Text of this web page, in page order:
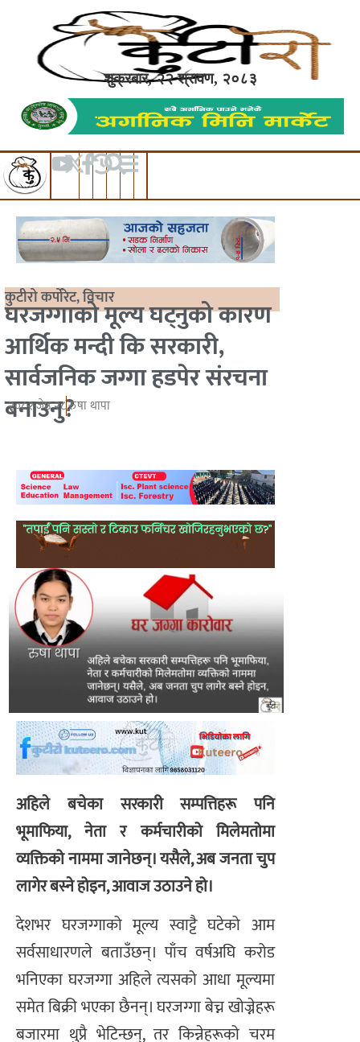
शुक्रबार, २२ श्रावण, २०८३
कुटीरो कर्पोरेट,विचार
घरजग्गाको मूल्य घट्नुको कारण
आर्थिक मन्दी कि सरकारी,
सार्वजनिक जग्गा हडपेर संरचना
बनाउनु?
२०८२ जेष्ठ २८रुषा थापा
अहिले बचेका सरकारी सम्पत्तिहरू पनि
भूमाफिया, नेता र कर्मचारीको मिलेमतोमा
व्यक्तिको नाममा जानेछन्। यसैले, अब जनता चुप
लागेर बस्ने होइन, आवाज उठाउने हो।
देशभर घरजग्गाको मूल्य स्वाट्टै घटेको आम
सर्वसाधारणले बताउँछन्। पाँच वर्षअघि करोड
भनिएका घरजग्गा अहिले त्यसको आधा मूल्यमा
समेत बिक्री भएका छैनन्। घरजग्गा बेच्न खोज्नेहरू
बजारमा थुप्रै भेटिन्छन्, तर किन्नेहरूको चरम